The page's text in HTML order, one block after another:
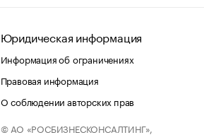
Юридическая информация
Информация об ограничениях
Правовая информация
О соблюдении авторских прав
© АО «РОСБИЗНЕСКОНСАЛТИНГ»,